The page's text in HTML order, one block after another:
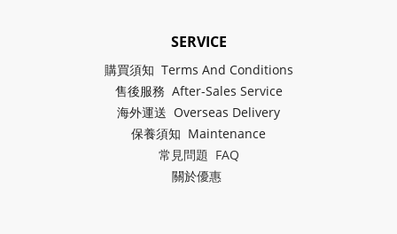
SERVICE
購買須知 Terms And Conditions
售後服務 After-Sales Service
海外運送 Overseas Delivery
保養須知 Maintenance
常見問題 FAQ
關於優惠